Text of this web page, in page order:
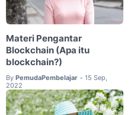
Materi Pengantar
Blockchain (Apa itu
blockchain?)
By PemudaPembelajar • 15 Sep,
2022